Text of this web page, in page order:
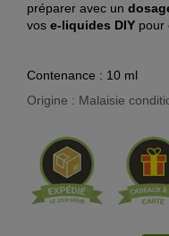
préparer avec un
vos e-liquides DIY pour
Contenance : 10 ml
Origine : Malaisie